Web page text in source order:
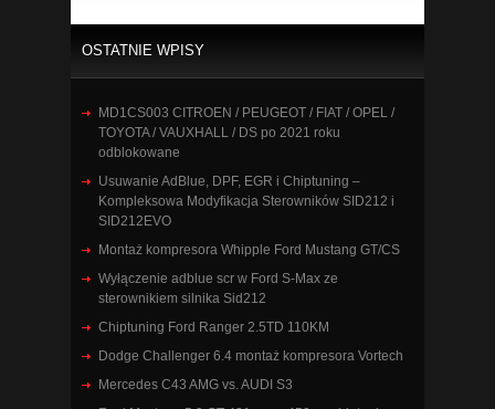
OSTATNIE WPISY
MD1CS003 CITROEN / PEUGEOT / FIAT / OPEL /
TOYOTA / VAUXHALL / DS po 2021 roku
odblokowane
Usuwanie AdBlue, DPF, EGR i Chiptuning –
Kompleksowa Modyfikacja Sterowników SID212 i
SID212EVO
Montaż kompresora Whipple Ford Mustang GT/CS
Wyłączenie adblue scr w Ford S-Max ze
sterownikiem silnika Sid212
Chiptuning Ford Ranger 2.5TD 110KM
Dodge Challenger 6.4 montaż kompresora Vortech
Mercedes C43 AMG vs. AUDI S3